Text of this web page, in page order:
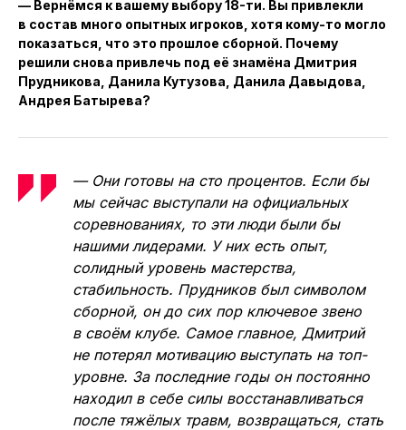
— Вернёмся к вашему выбору 18-ти. Вы привлекли
в состав много опытных игроков, хотя кому-то могло
показаться, что это прошлое сборной. Почему
решили снова привлечь под её знамёна Дмитрия
Прудникова, Данила Кутузова, Данила Давыдова,
Андрея Батырева?
— Они готовы на сто процентов. Если бы
мы сейчас выступали на официальных
соревнованиях, то эти люди были бы
нашими лидерами. У них есть опыт,
солидный уровень мастерства,
стабильность. Прудников был символом
сборной, он до сих пор ключевое звено
в своём клубе. Самое главное, Дмитрий
не потерял мотивацию выступать на топ-
уровне. За последние годы он постоянно
находил в себе силы восстанавливаться
после тяжёлых травм, возвращаться, стать